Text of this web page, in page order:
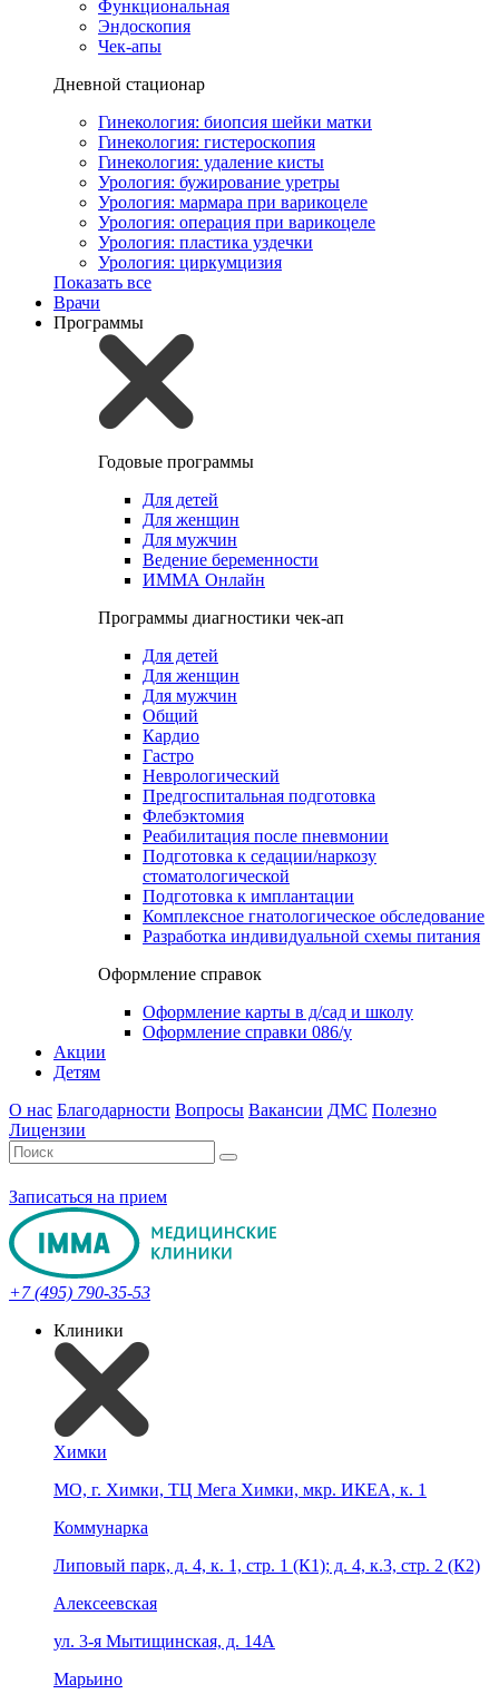
Функциональная
Эндоскопия
Чек-апы
Дневной стационар
Гинекология: биопсия шейки матки
Гинекология: гистероскопия
Гинекология: удаление кисты
Урология: бужирование уретры
Урология: мармара при варикоцеле
Урология: операция при варикоцеле
Урология: пластика уздечки
Урология: циркумцизия
Показать все
Врачи
Программы
Годовые программы
Для детей
Для женщин
Для мужчин
Ведение беременности
ИММА Онлайн
Программы диагностики чек-ап
Для детей
Для женщин
Для мужчин
Общий
Кардио
Гастро
Неврологический
Предгоспитальная подготовка
Флебэктомия
Реабилитация после пневмонии
Подготовка к седации/наркозу
стоматологической
Подготовка к имплантации
Комплексное гнатологическое обследование
Разработка индивидуальной схемы питания
Оформление справок
Оформление карты в д/сад и школу
Оформление справки 086/у
Акции
Детям
О нас Благодарности Вопросы Вакансии ДМС Полезно
Лицензии
Записаться на прием
+7 (495) 790-35-53
Клиники
Химки
МО, г. Химки, ТЦ Мега Химки, мкр. ИКЕА, к. 1
Коммунарка
Липовый парк, д. 4, к. 1, стр. 1 (К1); д. 4, к.3, стр. 2 (К2)
Алексеевская
ул. 3-я Мытищинская, д. 14А
Марьино